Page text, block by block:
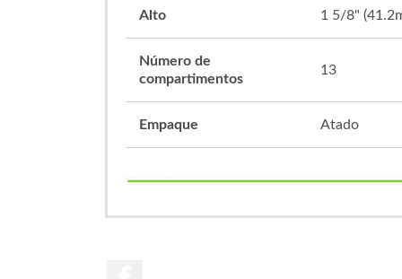
Alto 1 5/8"
Número de
compartimentos
13
Empaque Atado